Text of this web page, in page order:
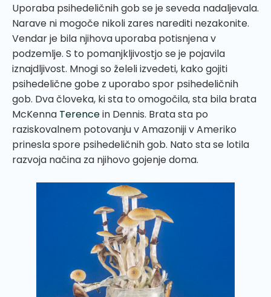
Uporaba psihedeličnih gob se je seveda nadaljevala.
Narave ni mogoče nikoli zares narediti nezakonite.
Vendar je bila njihova uporaba potisnjena v
podzemlje. S to pomanjkljivostjo se je pojavila
iznajdljivost. Mnogi so želeli izvedeti, kako gojiti
psihedelične gobe z uporabo spor psihedeličnih
gob. Dva človeka, ki sta to omogočila, sta bila brata
McKenna Terencein Dennis. Brata sta po
raziskovalnem potovanju v Amazoniji v Ameriko
prinesla spore psihedeličnih gob. Nato sta se lotila
razvoja načina za njihovo gojenje doma.